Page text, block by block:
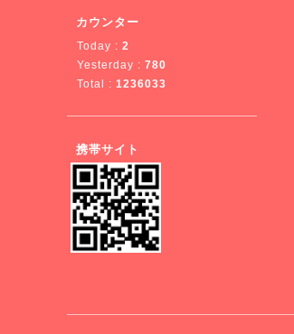
カウンター
Today : 2
Yesterday : 780
Total : 1236033
携帯サイト